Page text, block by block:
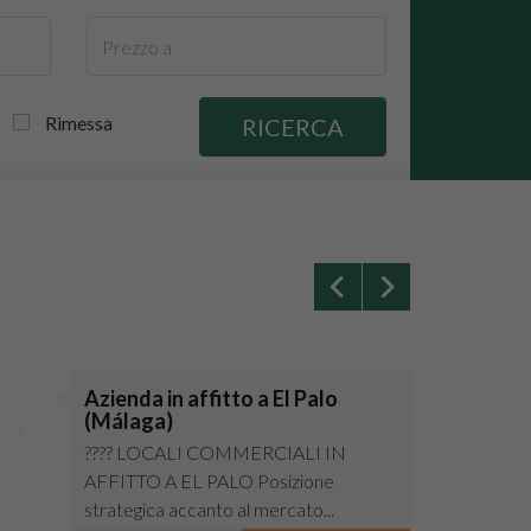
Rimessa RICERCA
Azienda in affitto a El Palo
(Málaga)
???? LOCALI COMMERCIALI IN
AFFITTO A EL PALO Posizione
strategica accanto al mercato...